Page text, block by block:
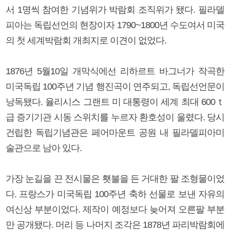
서 1명씩 참여한 기념위가 박람회 조직위가 됐다. 필라델
피아는 독립선언의 현장이자 1790~1800년 수도여서 미국
의 첫 세계박람회 개최지로 이견이 없었다.
1876년 5월10일 개막식에선 리하르트 바그너가 작곡한
미국독립 100주년 기념 행진곡이 연주되고, 독립선언문이
낭독됐다. 율리시스 그랜트 미 대통령이 세계 최대 600ｔ
급 증기기관 시동 스위치를 누르자 환호성이 울렸다. 당시
건립한 독립기념관은 페어마운트 공원 내 필라델피아미
술관으로 남아 있다.
가장 눈길을 끈 전시물은 횃불을 든 거대한 팔 조형물이었
다. 프랑스가 미국독립 100주년 축하 선물로 보낸 자유의
여신상 부분이었다. 제작이 예정보다 늦어져 오른팔 부분
만 공개됐다. 머리 등 나머지 조각은 1878년 파리박람회에